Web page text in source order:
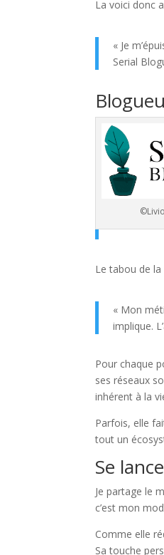
La voici donc
« Je
Serial
Le tabou de la
« Mon
implique.
Pour chaque
ses réseaux
inhérent à la
Parfois, elle
tout un
Se
Je partage le
c’est mon
Comme elle
Sa touche